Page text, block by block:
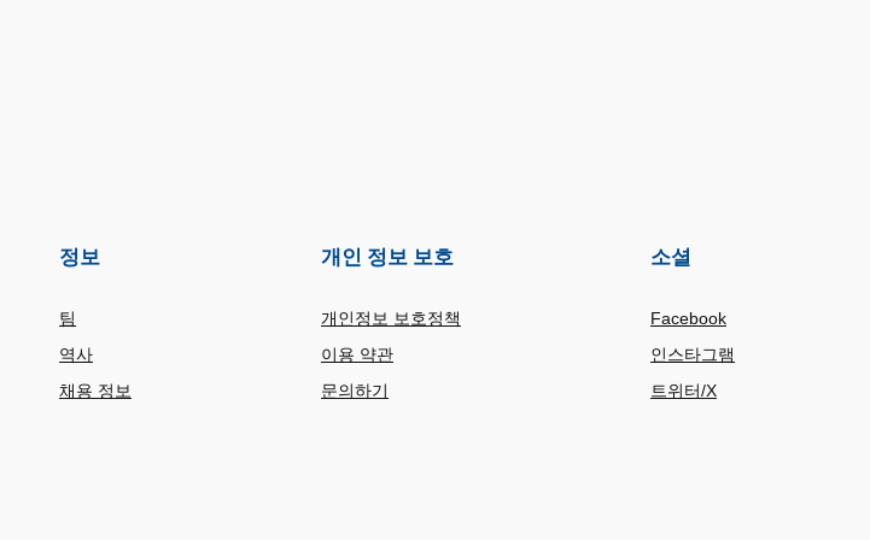
정보
팀
역사
채용 정보
개인 정보 보호
개인정보 보호정책
이용 약관
문의하기
소셜
Facebook
인스타그램
트위터/X